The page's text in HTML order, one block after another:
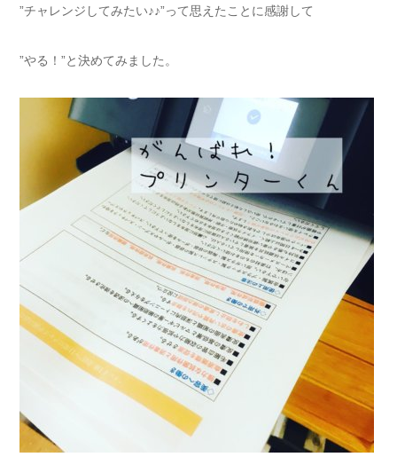
”チャレンジしてみたい♪♪”って思えたことに感謝して
”やる！”と決めてみました。